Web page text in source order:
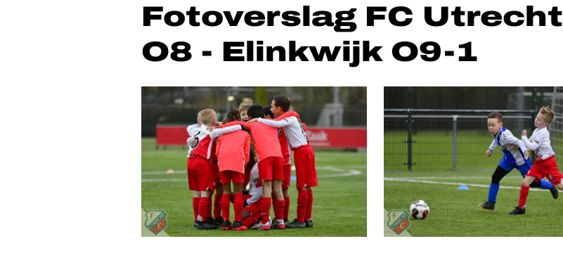
Fotoverslag FC Utrecht
O8 - Elinkwijk O9-1